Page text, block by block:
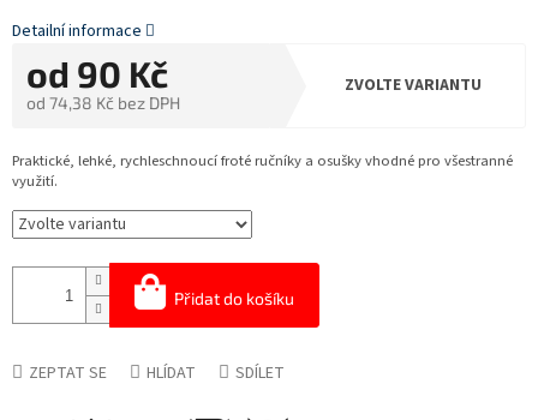
od 90 Kč
od 74,38 Kč bez DPH
ZVOLTE VARIANTU
Přidat do košíku
Praktické, lehké, rychleschnoucí froté ručníky a osušky vhodné pro všestranné
využití.
Detailní informace
ZEPTAT SE HLÍDAT SDÍLET